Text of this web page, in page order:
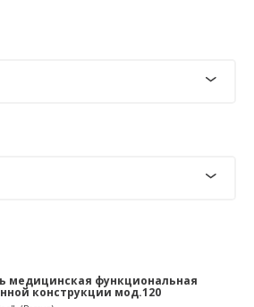
медицинская функциональная
конструкции мод.120